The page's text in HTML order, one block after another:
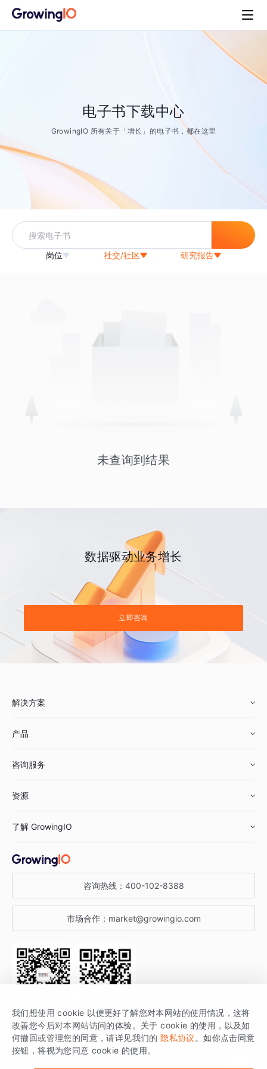
电子书下载中心
GrowingIO 所有关于「增长」的电子书，都在这里
岗位 社交/社区 研究报告
未查询到结果
数据驱动业务增长
立即咨询
解决方案
鞋服行业
汽车行业
金融行业
产品
智能运营
获客分析
咨询服务
资源
增长公开课
增长博客
开发者文档
SDK 文档
场景指南
了解 GrowingIO
关于 GrowingIO
增长大会
行业活动
咨询热线： 400-102-8388
市场合作： market@growingio.com
关注公众号 获取更多干货
GrowingIO 是专注于数据智能分析与增长的品牌，核心平台为 GrowingIO
分析云。
我们想使用 cookie 以便更好了解您对本网站的使用情况，这将
改善您今后对本网站访问的体验。关于 cookie 的使用，以及如
何撤回或管理您的同意，请详见我们的 隐私协议 。如你点击同意
按钮，将视为您同意 cookie 的使用。